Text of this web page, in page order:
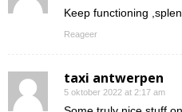
Keep functioning
Reageer
taxi antwerpen
5 oktober 2022 at 2:17 am